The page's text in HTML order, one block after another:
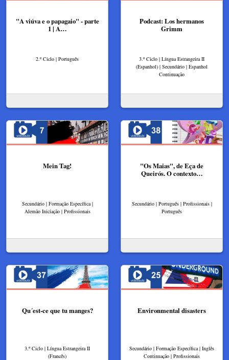
"A viúva e o papagaio" - parte
1 | A…
2.º Ciclo | Português
Podcast: Los hermanos
Grimm
3.º Ciclo | Língua Estrangeira II
(Espanhol) | Secundário | Espanhol
Continuação
Mein Tag!
Secundário | Formação Específica |
Alemão Iniciação | Profissionais
"Os Maias", de Eça de
Queirós. O contexto…
Secundário | Português | Profissionais |
Português
Qu´est-ce que tu manges?
3.º Ciclo | Língua Estrangeira II
(Francês)
Environmental disasters
Secundário | Formação Específica | Inglês
Continuação | Profissionais